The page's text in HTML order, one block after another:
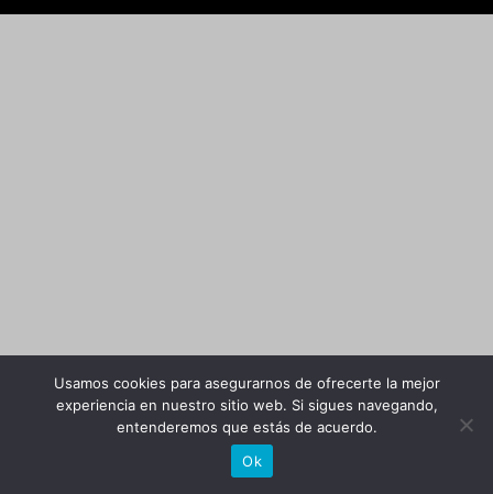
Usamos cookies para asegurarnos de ofrecerte la mejor
experiencia en nuestro sitio web. Si sigues navegando,
entenderemos que estás de acuerdo.
Ok